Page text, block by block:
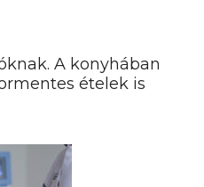
A konyhában
ételek is